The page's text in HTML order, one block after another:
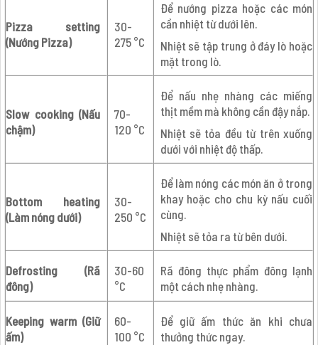
Pizza setting
(Nướng Pizza)
30-
275 °C
Để nướng pizza hoặc các món
cần nhiệt từ dưới lên.
Nhiệt sẽ tập trung ở đáy lò hoặc
mặt trong lò.
Slow cooking (Nấu
chậm)
70-
120 °C
Để nấu nhẹ nhàng các miếng
thịt mềm mà không cần đậy nắp.
Nhiệt sẽ tỏa đều từ trên xuống
dưới với nhiệt độ thấp.
Bottom heating
(Làm nóng dưới)
30-
250 °C
Để làm nóng các món ăn ở trong
khay hoặc cho chu kỳ nấu cuối
cùng.
Nhiệt sẽ tỏa ra từ bên dưới.
Defrosting (Rã
đông)
30-60
°C
Rã đông thực phẩm đông lạnh
một cách nhẹ nhàng.
Keeping warm (Giữ
ấm)
60-
100 °C
Để giữ ấm thức ăn khi chưa
thưởng thức ngay.